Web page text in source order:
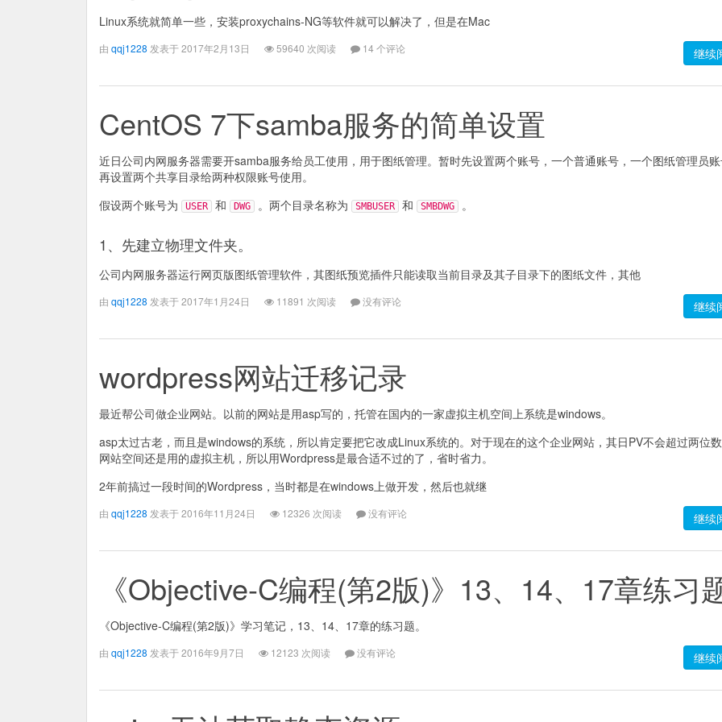
Linux系统就简单一些，安装proxychains-NG等软件就可以解决了，但是在Mac
由 qqj1228 发表于 2017年2月13日 59640 次阅读 14 个评论 继续
CentOS 7下samba服务的简单设置
近日公司内网服务器需要开samba服务给员工使用，用于图纸管理。暂时先设置两个账号，一个普通账号，一个图纸管理员账
再设置两个共享目录给两种权限账号使用。
假设两个账号为
USER 和 DWG 。两个目录名称为 SMBUSER 和 SMBDWG 。
1、先建立物理文件夹。
公司内网服务器运行网页版图纸管理软件，其图纸预览插件只能读取当前目录及其子目录下的图纸文件，其他
由 qqj1228 发表于 2017年1月24日 11891 次阅读 没有评论 继续
wordpress网站迁移记录
最近帮公司做企业网站。以前的网站是用asp写的，托管在国内的一家虚拟主机空间上系统是windows。
asp太过古老，而且是windows的系统，所以肯定要把它改成Linux系统的。对于现在的这个企业网站，其日PV不会超过两位
网站空间还是用的虚拟主机，所以用Wordpress是最合适不过的了，省时省力。
2年前搞过一段时间的Wordpress，当时都是在windows上做开发，然后也就继
由 qqj1228 发表于 2016年11月24日 12326 次阅读 没有评论 继续
《Objective-C编程(第2版)》13、14、17章练习
《Objective-C编程(第2版)》学习笔记，13、14、17章的练习题。
由 qqj1228 发表于 2016年9月7日 12123 次阅读 没有评论 继续